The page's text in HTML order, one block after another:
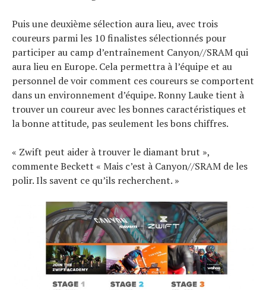
Puis une deuxième sélection aura lieu, avec trois
coureurs parmi les 10 finalistes sélectionnés pour
participer au camp d’entraînement Canyon//SRAM qui
aura lieu en Europe. Cela permettra à l’équipe et au
personnel de voir comment ces coureurs se comportent
dans un environnement d’équipe. Ronny Lauke tient à
trouver un coureur avec les bonnes caractéristiques et
la bonne attitude, pas seulement les bons chiffres.
« Zwift peut aider à trouver le diamant brut »,
commente Beckett « Mais c’est à Canyon//SRAM de les
polir. Ils savent ce qu’ils recherchent. »